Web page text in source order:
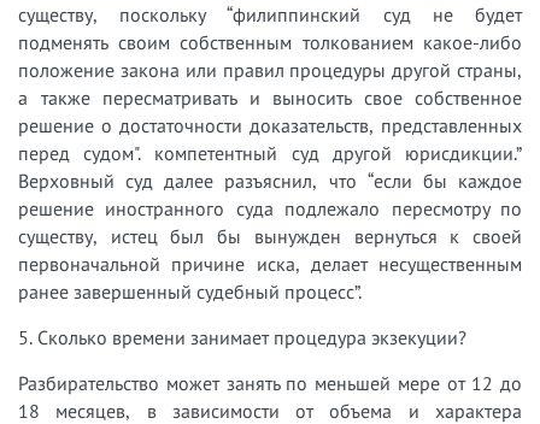
существу, поскольку “филиппинский суд не будет
подменять своим собственным толкованием какое-либо
положение закона или правил процедуры другой страны,
а также пересматривать и выносить свое собственное
решение о достаточности доказательств, представленных
перед судом". компетентный суд другой юрисдикции.”
Верховный суд далее разъяснил, что “если бы каждое
решение иностранного суда подлежало пересмотру по
существу, истец был бы вынужден вернуться к своей
первоначальной причине иска, делает несущественным
ранее завершенный судебный процесс”.
5. Сколько времени занимает процедура экзекуции?
Разбирательство может занять по меньшей мере от 12 до
18 месяцев, в зависимости от объема и характера